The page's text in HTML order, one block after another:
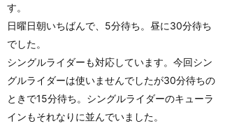
す。
日曜日朝いちばんで、5分待ち。昼に30分待ち
でした。
シングルライダーも対応しています。今回シン
グルライダーは使いませんでしたが30分待ちの
ときで15分待ち。シングルライダーのキューラ
インもそれなりに並んでいました。